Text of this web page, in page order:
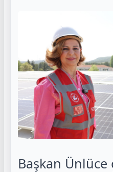
Başkan Ünlüce